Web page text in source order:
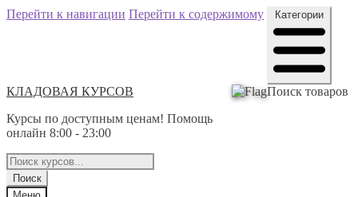
Перейти к навигации Перейти к содержимому
КЛАДОВАЯ КУРСОВ
Курсы по доступным ценам! Помощь
онлайн 8:00 - 23:00
Категории
Поиск товаров
Поиск